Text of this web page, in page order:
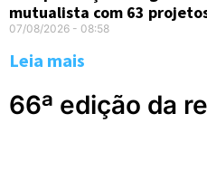
mutualista com 63
07/08/2026 08:58
Leia mais
66ª edição da